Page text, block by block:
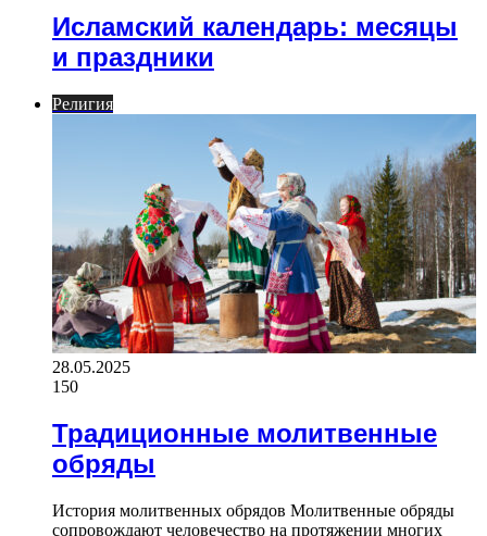
Исламский календарь: месяцы
и праздники
Религия
28.05.2025
150
Традиционные молитвенные
обряды
История молитвенных обрядов Молитвенные обряды
сопровождают человечество на протяжении многих